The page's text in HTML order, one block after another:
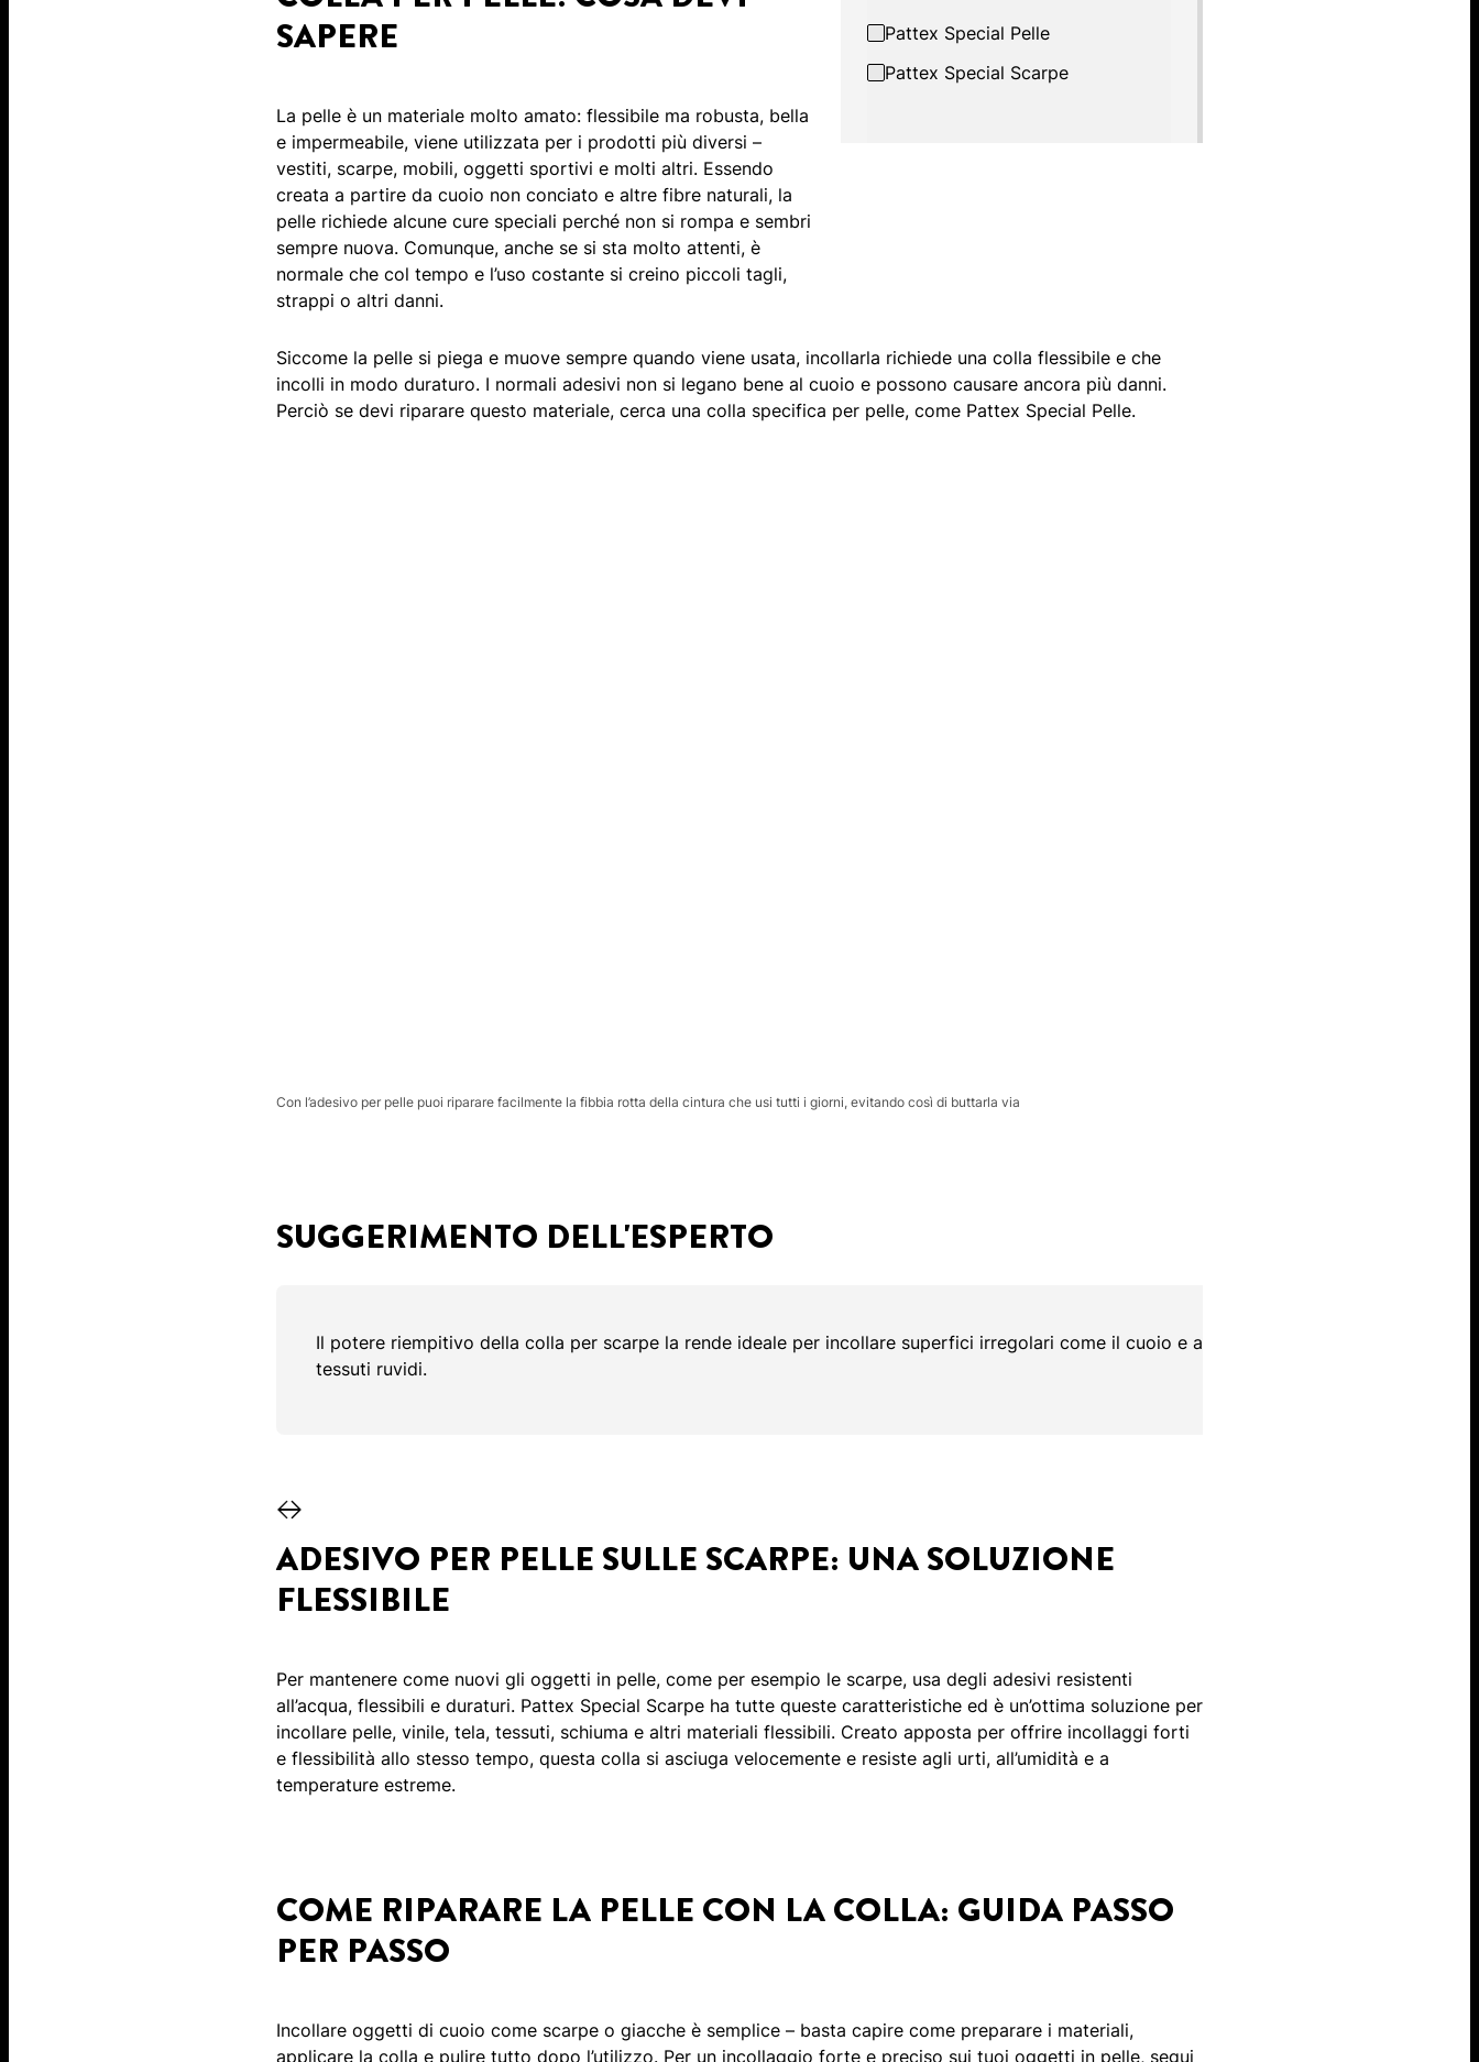
SAPERE
La pelle è un materiale molto amato: flessibile ma robusta, bella
e impermeabile, viene utilizzata per i prodotti più diversi –
vestiti, scarpe, mobili, oggetti sportivi e molti altri. Essendo
creata a partire da cuoio non conciato e altre fibre naturali, la
pelle richiede alcune cure speciali perché non si rompa e sembri
sempre nuova. Comunque, anche se si sta molto attenti, è
normale che col tempo e l’uso costante si creino piccoli tagli,
strappi o altri danni.
Pattex Special Pelle
Pattex Special Scarpe
Siccome la pelle si piega e muove sempre quando viene usata, incollarla richiede una colla flessibile e che
incolli in modo duraturo. I normali adesivi non si legano bene al cuoio e possono causare ancora più danni.
Perciò se devi riparare questo materiale, cerca una colla specifica per pelle, come Pattex Special Pelle.
Con l’adesivo per pelle puoi riparare facilmente la fibbia rotta della cintura che usi tutti i giorni, evitando così di buttarla via
SUGGERIMENTO DELL'ESPERTO
Il potere riempitivo della colla per scarpe la rende ideale per incollare superfici irregolari come il cuoio e altri
tessuti ruvidi.
ADESIVO PER PELLE SULLE SCARPE: UNA SOLUZIONE
FLESSIBILE
Per mantenere come nuovi gli oggetti in pelle, come per esempio le scarpe, usa degli adesivi resistenti
all’acqua, flessibili e duraturi. Pattex Special Scarpe ha tutte queste caratteristiche ed è un’ottima soluzione per
incollare pelle, vinile, tela, tessuti, schiuma e altri materiali flessibili. Creato apposta per offrire incollaggi forti
e flessibilità allo stesso tempo, questa colla si asciuga velocemente e resiste agli urti, all’umidità e a
temperature estreme.
COME RIPARARE LA PELLE CON LA COLLA: GUIDA PASSO
PER PASSO
Incollare oggetti di cuoio come scarpe o giacche è semplice – basta capire come preparare i materiali,
applicare la colla e pulire tutto dopo l’utilizzo. Per un incollaggio forte e preciso sui tuoi oggetti in pelle, segui